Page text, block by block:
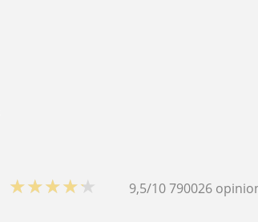
★★★★★ 9,5/10790026